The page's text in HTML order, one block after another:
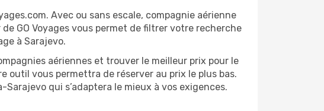
Avec ou sans escale, compagnie aérienne
GO Voyages vous permet de filtrer votre recherche
à Sarajevo.
aériennes et trouver le meilleur prix pour le
outil vous permettra de réserver au prix le plus bas.
qui s’adaptera le mieux à vos exigences.